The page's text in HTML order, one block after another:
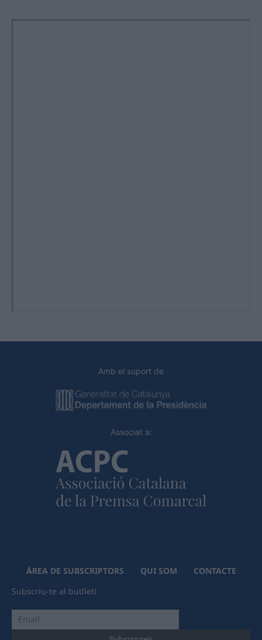
Amb el suport de
Associat a:
ÀREA DE SUBSCRIPTORS QUI SOM
CONTACTE
Subscriu-te al butlletí